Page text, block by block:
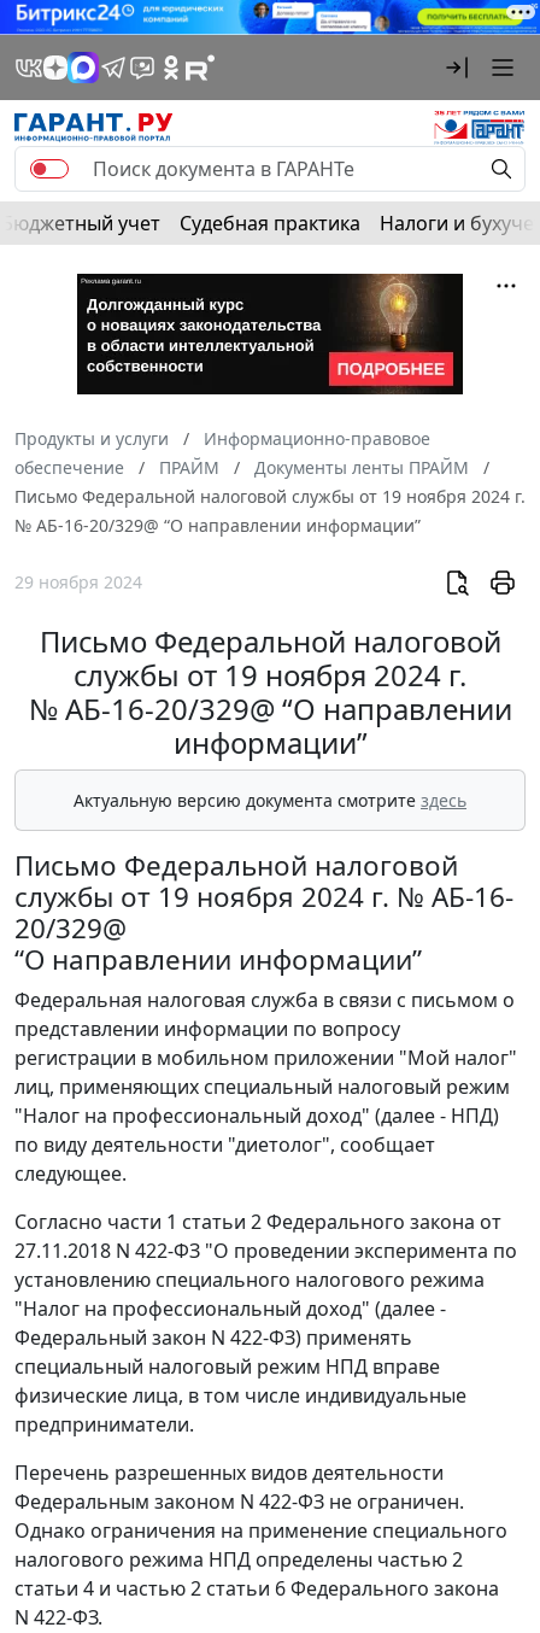
Бюджетный учет Судебная практика Налоги и
Продукты и услуги
Информационно-правовое
обеспечение
ПРАЙМ
Документы ленты ПРАЙМ
Письмо Федеральной налоговой службы от 19 ноября 2024 г.
№ АБ-16-20/329@ “О направлении информации”
29 ноября 2024
Письмо Федеральной налоговой
службы от 19 ноября 2024 г.
№ АБ-16-20/329@ “О направлении
информации”
Актуальную версию документа смотрите здесь
Письмо Федеральной налоговой
службы от 19 ноября 2024 г. № АБ-16-
20/329@
“О направлении информации”
Федеральная налоговая служба в связи с письмом о
представлении информации по вопросу
регистрации в мобильном приложении "Мой налог"
лиц, применяющих специальный налоговый режим
"Налог на профессиональный доход" (далее - НПД)
по виду деятельности "диетолог", сообщает
следующее.
Согласно части 1 статьи 2 Федерального закона от
27.11.2018 N 422-ФЗ "О проведении эксперимента по
установлению специального налогового режима
"Налог на профессиональный доход" (далее -
Федеральный закон N 422-ФЗ) применять
специальный налоговый режим НПД вправе
физические лица, в том числе индивидуальные
предприниматели.
Перечень разрешенных видов деятельности
Федеральным законом N 422-ФЗ не ограничен.
Однако ограничения на применение специального
налогового режима НПД определены частью 2
статьи 4 и частью 2 статьи 6 Федерального закона
N 422-ФЗ.